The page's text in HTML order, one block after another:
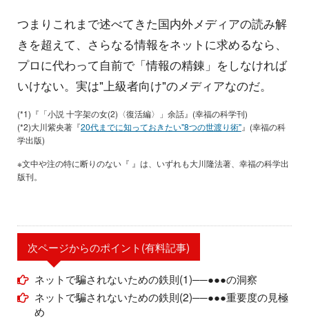
つまりこれまで述べてきた国内外メディアの読み解
きを超えて、さらなる情報をネットに求めるなら、
プロに代わって自前で「情報の精錬」をしなければ
いけない。実は"上級者向け"のメディアなのだ。
(*1)『「小説 十字架の女(2)〈復活編〉」余話』(幸福の科学刊)
(*2)大川紫央著『20代までに知っておきたい"8つの世渡り術"』(幸福の科
学出版)
※文中や注の特に断りのない『 』は、いずれも大川隆法著、幸福の科学出
版刊。
次ページからのポイント(有料記事)
ネットで騙されないための鉄則(1)──●●●の洞察
ネットで騙されないための鉄則(2)──●●●重要度の見極
め